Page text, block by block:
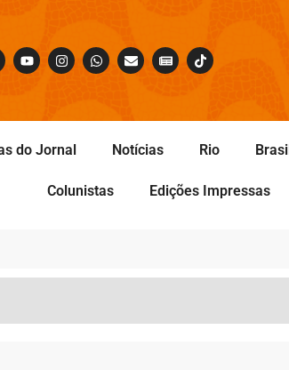
do Jornal Notícias Rio Brasil
Colunistas Edições Impressas